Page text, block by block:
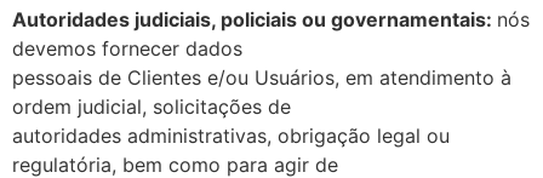
Autoridades judiciais, policiais ou governamentais: nós
devemos fornecer dados
pessoais de Clientes e/ou Usuários, em atendimento à
ordem judicial, solicitações de
autoridades administrativas, obrigação legal ou
regulatória, bem como para agir de